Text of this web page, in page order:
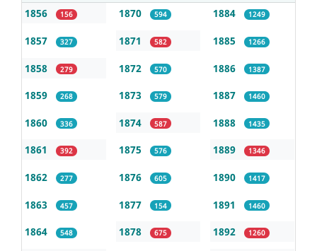
1856 156
1857 327
1858 279
1859 268
1860 336
1861 392
1862 277
1863 457
1864 548
1870 594
1871 582
1872 570
1873 579
1874 587
1875 576
1876 605
1877 154
1878 675
1884 1249
1885 1266
1886 1387
1887 1460
1888 1435
1889 1346
1890 1417
1891 1460
1892 1260